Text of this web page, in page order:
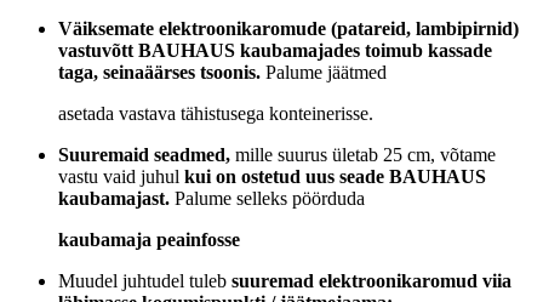
Väiksemate elektroonikaromude (patareid, lambipirnid)
vastuvõtt BAUHAUS kaubamajades toimub kassade
taga, seinaäärses tsoonis. Palume jäätmed
asetada vastava tähistusega konteinerisse.
Suuremaid seadmed, mille suurus ületab 25 cm, võtame
vastu vaid juhul kui on ostetud uus seade BAUHAUS
kaubamajast. Palume selleks pöörduda
kaubamaja peainfosse
Muudel juhtudel tuleb suuremad elektroonikaromud viia